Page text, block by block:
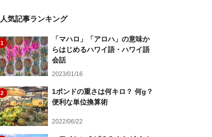
人気記事ランキング
1
「マハロ」「アロハ」の意味か
らはじめるハワイ語・ハワイ語
会話
2023/01/16
2
1ポンドの重さは何キロ？ 何g？
便利な単位換算術
2022/06/22